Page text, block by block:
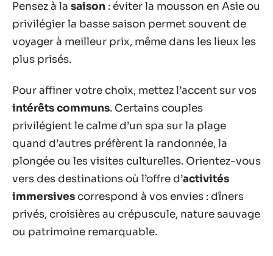
Pensez à la saison : éviter la mousson en Asie ou
privilégier la basse saison permet souvent de
voyager à meilleur prix, même dans les lieux les
plus prisés.
Pour affiner votre choix, mettez l’accent sur vos
intérêts communs. Certains couples
privilégient le calme d’un spa sur la plage
quand d’autres préfèrent la randonnée, la
plongée ou les visites culturelles. Orientez-vous
vers des destinations où l’offre d’activités
immersives correspond à vos envies : dîners
privés, croisières au crépuscule, nature sauvage
ou patrimoine remarquable.